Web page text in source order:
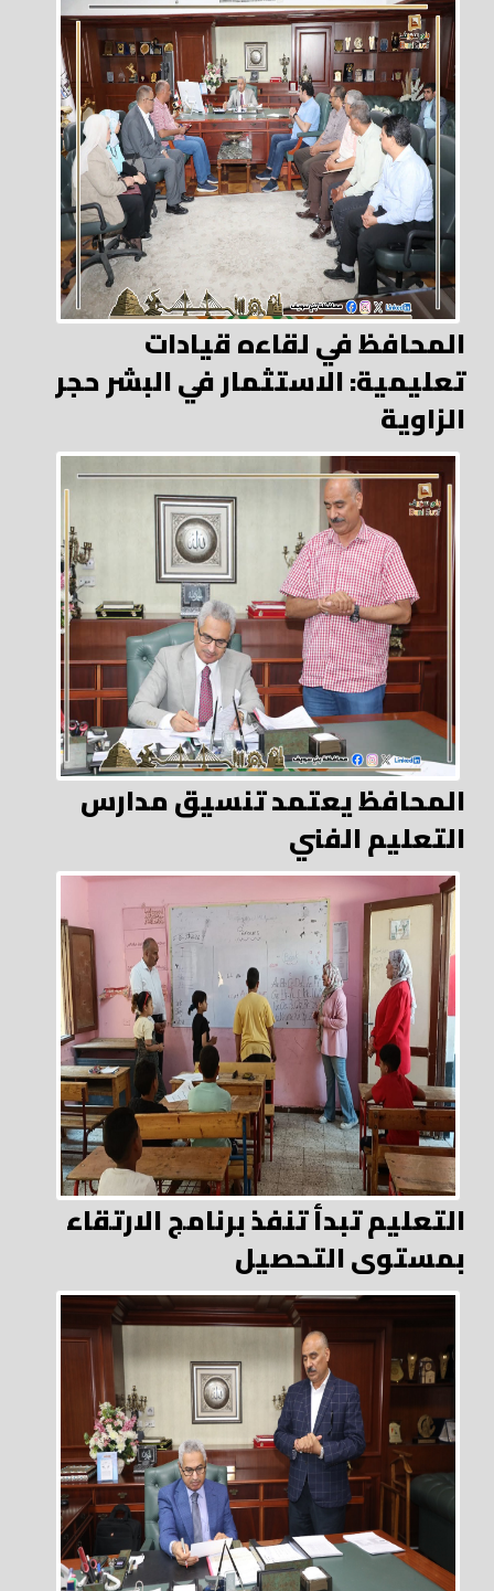
المحافظ في لقاءه قيادات
تعليمية: الاستثمار في البشر حجر
الزاوية
المحافظ يعتمد تنسيق مدارس
التعليم الفني
التعليم تبدأ تنفذ برنامج الارتقاء
بمستوى التحصيل